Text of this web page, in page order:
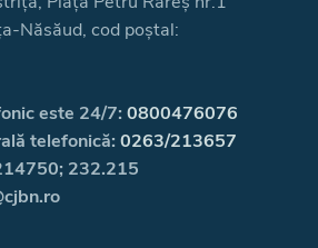
Năsăud, cod poștal:
este 24/7: 0800476076
telefonică: 0263/213657
232.215